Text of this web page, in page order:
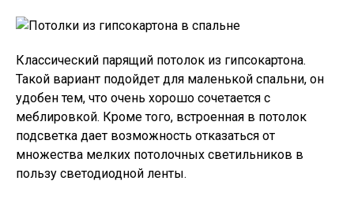
Классический парящий потолок из гипсокартона.
Такой вариант подойдет для маленькой спальни, он
удобен тем, что очень хорошо сочетается с
меблировкой. Кроме того, встроенная в потолок
подсветка дает возможность отказаться от
множества мелких потолочных светильников в
пользу светодиодной ленты.